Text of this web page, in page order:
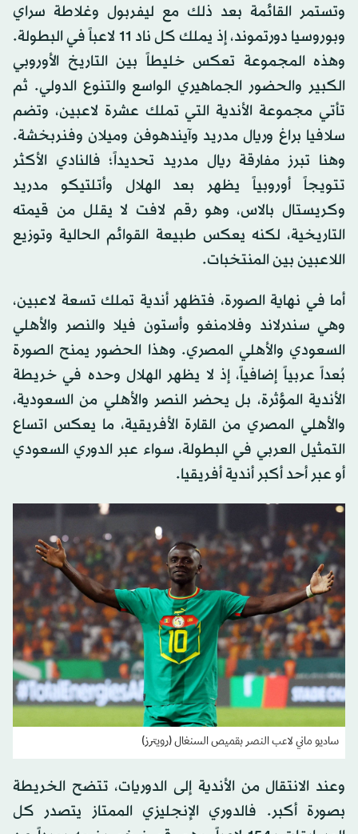
وتستمر القائمة بعد ذلك مع ليفربول وغلاطة سراي
وبوروسيا دورتموند، إذ يملك كل ناد 11 لاعباً في البطولة.
وهذه المجموعة تعكس خليطاً بين التاريخ الأوروبي
الكبير والحضور الجماهيري الواسع والتنوع الدولي. ثم
تأتي مجموعة الأندية التي تملك عشرة لاعبين، وتضم
سلافيا براغ وريال مدريد وآيندهوفن وميلان وفنربخشة.
وهنا تبرز مفارقة ريال مدريد تحديداً؛ فالنادي الأكثر
تتويجاً أوروبياً يظهر بعد الهلال وأتلتيكو مدريد
وكريستال بالاس، وهو رقم لافت لا يقلل من قيمته
التاريخية، لكنه يعكس طبيعة القوائم الحالية وتوزيع
اللاعبين بين المنتخبات.
أما في نهاية الصورة، فتظهر أندية تملك تسعة لاعبين،
وهي سندرلاند وفلامنغو وأستون فيلا والنصر والأهلي
السعودي والأهلي المصري. وهذا الحضور يمنح الصورة
بُعداً عربياً إضافياً، إذ لا يظهر الهلال وحده في خريطة
الأندية المؤثرة، بل يحضر النصر والأهلي من السعودية،
والأهلي المصري من القارة الأفريقية، ما يعكس اتساع
التمثيل العربي في البطولة، سواء عبر الدوري السعودي
أو عبر أحد أكبر أندية أفريقيا.
ساديو ماني لاعب النصر بقميص السنغال (رويترز)
وعند الانتقال من الأندية إلى الدوريات، تتضح الخريطة
بصورة أكبر. فالدوري الإنجليزي الممتاز يتصدر كل